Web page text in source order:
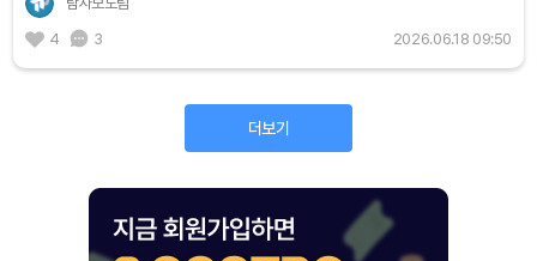
4
3 2026.06.18 09:50
더보기